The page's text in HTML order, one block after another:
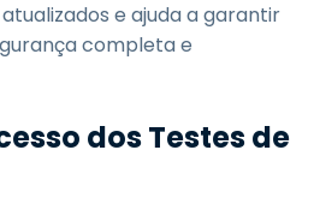
e ajuda a garantir
completa e
dos Testes de